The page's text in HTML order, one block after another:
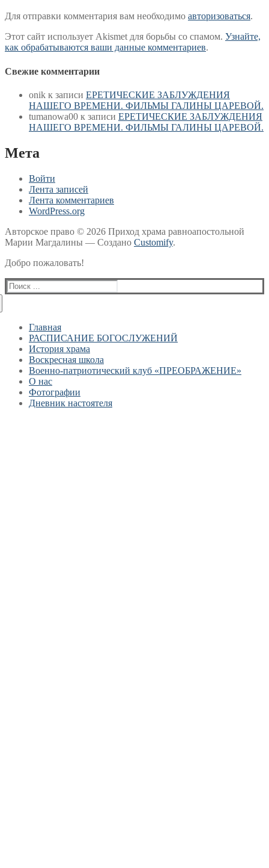
Для отправки комментария вам необходимо авторизоваться.
Этот сайт использует Akismet для борьбы со спамом. Узнайте,
как обрабатываются ваши данные комментариев.
Свежие комментарии
onik к записи ЕРЕТИЧЕСКИЕ ЗАБЛУЖДЕНИЯ
НАШЕГО ВРЕМЕНИ. ФИЛЬМЫ ГАЛИНЫ ЦАРЕВОЙ.
tumanowa00 к записи ЕРЕТИЧЕСКИЕ ЗАБЛУЖДЕНИЯ
НАШЕГО ВРЕМЕНИ. ФИЛЬМЫ ГАЛИНЫ ЦАРЕВОЙ.
Мета
Войти
Лента записей
Лента комментариев
WordPress.org
Авторское право © 2026 Приход храма равноапостольной
Марии Магдалины — Создано Customify.
Добро пожаловать!
Найти:
Главная
РАСПИСАНИЕ БОГОСЛУЖЕНИЙ
История храма
Воскресная школа
Военно-патриотический клуб «ПРЕОБРАЖЕНИЕ»
О нас
Фотографии
Дневник настоятеля